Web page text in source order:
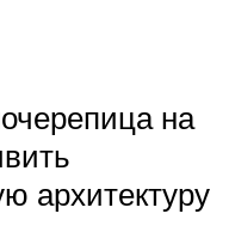
на
архитектуру